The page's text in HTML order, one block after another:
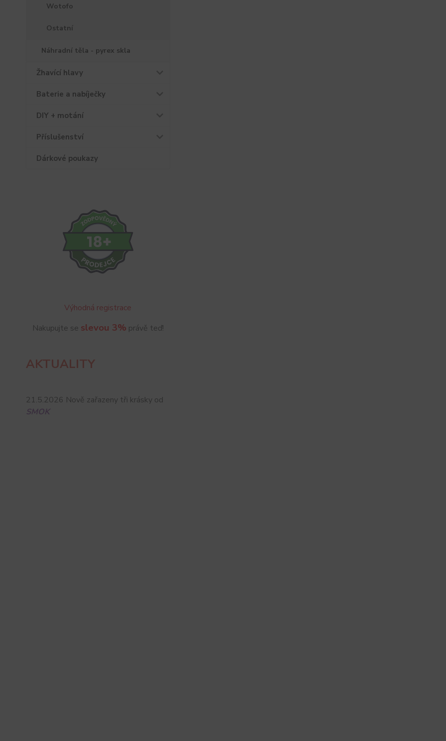
Wotofo
Ostatní
Náhradní těla - pyrex skla
Žhavící hlavy
Baterie a nabíječky
DIY + motání
Příslušenství
Dárkové poukazy
Výhodná registrace
Nakupujte se slevou 3% právě teď!
AKTUALITY
21.5.2026 Nově zařazeny tři krásky od
SMOK